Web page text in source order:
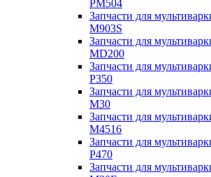
PM504
Запчасти для
M903S
Запчасти для
MD200
Запчасти для
P350
Запчасти для
M30
Запчасти для
M4516
Запчасти для
P470
Запчасти для